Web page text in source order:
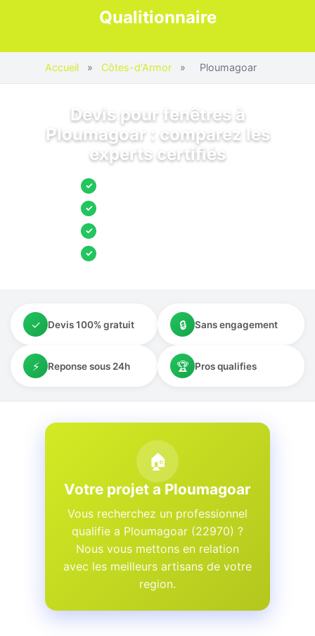
Qualitionnaire
Accueil » Côtes-d'Armor » Ploumagoar
Devis pour fenêtres à
Ploumagoar : comparez les
experts certifiés
✓
✓
✓
✓
✓ Devis 100% gratuit 🔒 Sans engagement
⚡ Reponse sous 24h 🏆 Pros qualifies
🏠
Votre projet a Ploumagoar
Vous recherchez un professionnel
qualifie a Ploumagoar (22970) ?
Nous vous mettons en relation
avec les meilleurs artisans de votre
region.